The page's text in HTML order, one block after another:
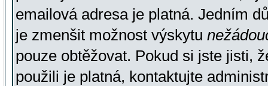
emailová adresa je platná. Jedním
je zmenšit možnost výskytu
pouze obtěžovat. Pokud si jste jisti,
použili je platná, kontaktujte